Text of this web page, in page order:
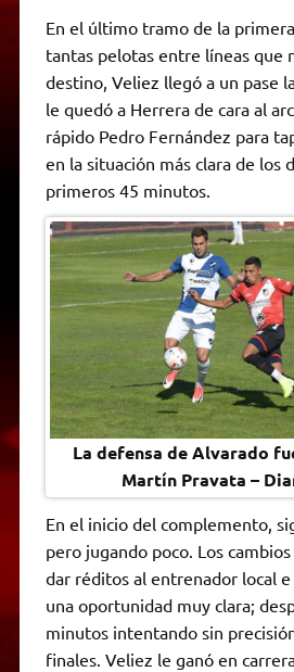
En el último tramo de la
tantas pelotas entre líneas que
destino, Veliez llegó a un pase
le quedó a Herrera de cara al
rápido Pedro Fernández para
en la situación más clara de los
primeros 45 minutos.
La defensa de Alvarado
Martín Pravata –
En el inicio del complemento,
pero jugando poco. Los
dar réditos al entrenador local
una oportunidad muy clara;
minutos intentando sin
finales. Veliez le ganó en